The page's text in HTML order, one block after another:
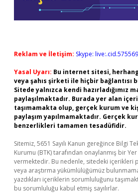
Reklam ve İletişim: Skype:
Yasal Uyarı: Bu internet sitesi,
veya şahıs şirketi ile hiçbir bağlantısı
Sitede yalnızca kendi hazırladığımız
paylaşılmaktadır. Burada yer alan
taşımamakta olup, gerçek kurum ve
paylaşım yapılmamaktadır. Gerçek
benzerlikleri tamamen tesadüfidir.
Sitemiz, 5651 Sayılı Kanun gereğince Bilgi
Kurumu (BTK) tarafından onaylanmış bir
vermektedir. Bu nedenle, sitedeki içerikleri
veya araştırma yükümlülüğümüz
yazdıkları içeriklerin sorumluluğunu
bu sorumluluğu kabul etmiş sayılırlar.